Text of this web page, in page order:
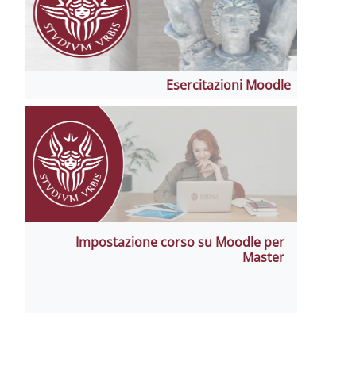
Esercitazioni Moodle
Impostazione corso su Moodle per
Master